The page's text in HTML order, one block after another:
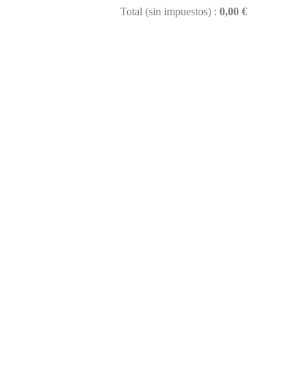
Total (sin impuestos) : 0,00 €